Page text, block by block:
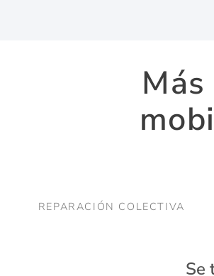
REPARACIÓN COLECTIVA
Se